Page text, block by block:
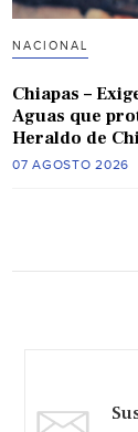
NACIONAL
Chiapas –
Aguas que
Heraldo de
07 AGOSTO 2026